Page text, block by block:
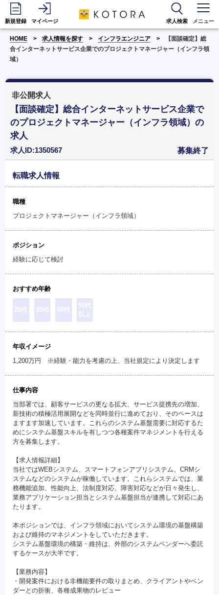
新規登録 マイページ 求人検索 メニュー
HOME 求人情報を探す インフラエンジニア
【面談確定】総
合インターネットサービス企業でのプロジェクトマネージャー（インフラ領
域）
非公開求人
【面談確定】総合インターネットサービス企業で
のプロジェクトマネージャー（インフラ領域）の
求人
求人ID:1350567 募集終了
転職求人情報
職種
プロジェクトマネージャー（インフラ領域）
ポジション
経験に応じて検討
おすすめ年齢
20代 30代 40代
50代
以上
年収イメージ
1,200万円 ※経験・能力を考慮の上、当社規定により決定します
仕事内容
当部署では、顧客サービスの更なる拡大、サービス提携先の増加、
新技術の積極活用展開などを同時並行に進めており、そのペースは
ますます加速しています。これらのシステム基盤需要に対応するた
めにシステム基盤スキルを有しつつ各種案件マネジメントを行える
方を募集します。
【求人情報詳細】
当社ではWEBシステム、スマートフォンアプリシステム、CRMシ
ステムなどのシステムが稼働しています。これらシステムでは、業
務機能追加、性能向上、法制度対応、障害対応などが日々発生し、
業務アプリケーション担当とシステム基盤担当が連携して対応にあ
たります。
本ポジションでは、インフラ領域においてシステム環境の基盤構築
および維持のマネジメントをしていただきます。
システム基盤環境の構築・維持は、外部のシステムベンダーへ委託
するケースが大半です。
【業務内容】
・開発案件における非機能要件の取りまとめ、クライアントやベン
ダーとの折衝、各種成果物のレビュー